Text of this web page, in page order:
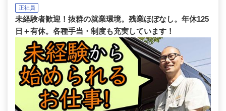
正社員
未経験者歓迎！抜群の就業環境。残業ほぼなし。年休125
日＋有休。各種手当・制度も充実しています！